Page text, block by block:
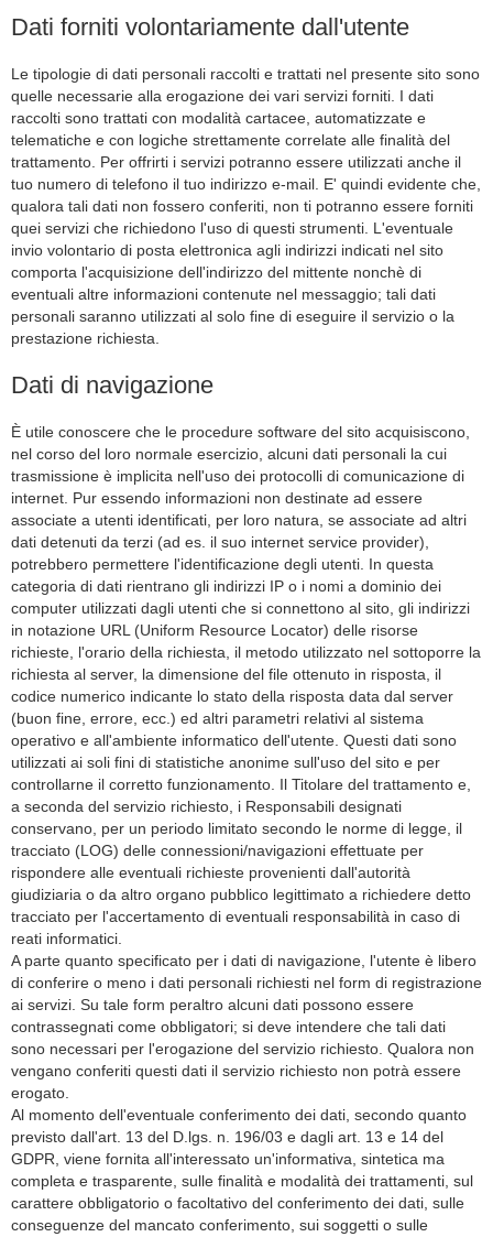
Dati forniti volontariamente dall'utente
Le tipologie di dati personali raccolti e trattati nel presente sito sono
quelle necessarie alla erogazione dei vari servizi forniti. I dati
raccolti sono trattati con modalità cartacee, automatizzate e
telematiche e con logiche strettamente correlate alle finalità del
trattamento. Per offrirti i servizi potranno essere utilizzati anche il
tuo numero di telefono il tuo indirizzo e-mail. E' quindi evidente che,
qualora tali dati non fossero conferiti, non ti potranno essere forniti
quei servizi che richiedono l'uso di questi strumenti. L'eventuale
invio volontario di posta elettronica agli indirizzi indicati nel sito
comporta l'acquisizione dell'indirizzo del mittente nonchè di
eventuali altre informazioni contenute nel messaggio; tali dati
personali saranno utilizzati al solo fine di eseguire il servizio o la
prestazione richiesta.
Dati di navigazione
È utile conoscere che le procedure software del sito acquisiscono,
nel corso del loro normale esercizio, alcuni dati personali la cui
trasmissione è implicita nell'uso dei protocolli di comunicazione di
internet. Pur essendo informazioni non destinate ad essere
associate a utenti identificati, per loro natura, se associate ad altri
dati detenuti da terzi (ad es. il suo internet service provider),
potrebbero permettere l'identificazione degli utenti. In questa
categoria di dati rientrano gli indirizzi IP o i nomi a dominio dei
computer utilizzati dagli utenti che si connettono al sito, gli indirizzi
in notazione URL (Uniform Resource Locator) delle risorse
richieste, l'orario della richiesta, il metodo utilizzato nel sottoporre la
richiesta al server, la dimensione del file ottenuto in risposta, il
codice numerico indicante lo stato della risposta data dal server
(buon fine, errore, ecc.) ed altri parametri relativi al sistema
operativo e all'ambiente informatico dell'utente. Questi dati sono
utilizzati ai soli fini di statistiche anonime sull'uso del sito e per
controllarne il corretto funzionamento. Il Titolare del trattamento e,
a seconda del servizio richiesto, i Responsabili designati
conservano, per un periodo limitato secondo le norme di legge, il
tracciato (LOG) delle connessioni/navigazioni effettuate per
rispondere alle eventuali richieste provenienti dall'autorità
giudiziaria o da altro organo pubblico legittimato a richiedere detto
tracciato per l'accertamento di eventuali responsabilità in caso di
reati informatici.
A parte quanto specificato per i dati di navigazione, l'utente è libero
di conferire o meno i dati personali richiesti nel form di registrazione
ai servizi. Su tale form peraltro alcuni dati possono essere
contrassegnati come obbligatori; si deve intendere che tali dati
sono necessari per l'erogazione del servizio richiesto. Qualora non
vengano conferiti questi dati il servizio richiesto non potrà essere
erogato.
Al momento dell'eventuale conferimento dei dati, secondo quanto
previsto dall'art. 13 del D.lgs. n. 196/03 e dagli art. 13 e 14 del
GDPR, viene fornita all'interessato un'informativa, sintetica ma
completa e trasparente, sulle finalità e modalità dei trattamenti, sul
carattere obbligatorio o facoltativo del conferimento dei dati, sulle
conseguenze del mancato conferimento, sui soggetti o sulle